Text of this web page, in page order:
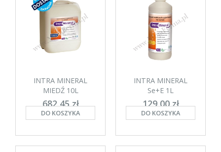
INTRA MINERAL
MIEDŹ 10L
682,45 zł
netto: 631,90 zł
DO KOSZYKA
INTRA MINERAL
Se+E 1L
129,00 zł
netto: 119,44 zł
DO KOSZYKA